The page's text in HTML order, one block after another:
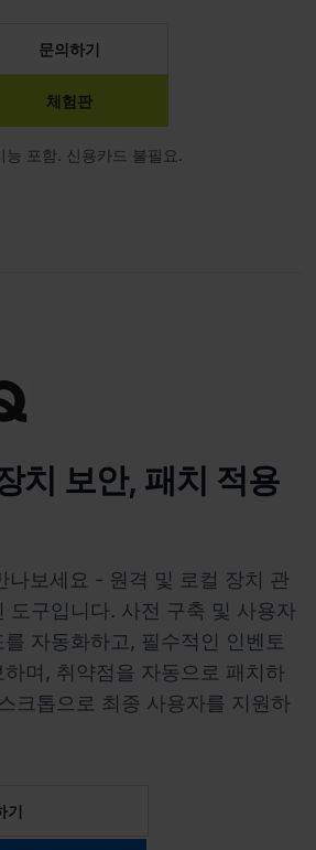
문의하기
체험판
능 포함. 신용카드 불필요.
치 보안, 패치 적용
나보세요 - 원격 및 로컬 장치 관
도구입니다. 사전 구축 및 사용자
자동화하고, 필수적인 인벤토
며, 취약점을 자동으로 패치하
크톱으로 최종 사용자를 지원하
기